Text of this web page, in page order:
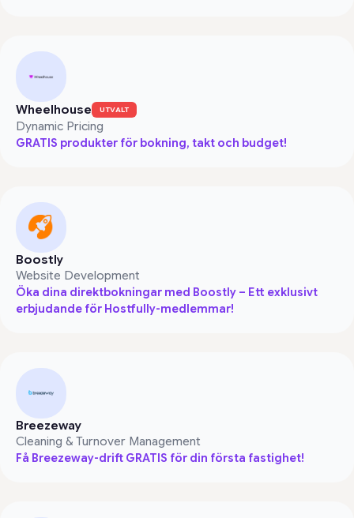
Wheelhouse UTVALT
Dynamic Pricing
GRATIS produkter för bokning, takt och budget!
Boostly
Website Development
Öka dina direktbokningar med Boostly – Ett exklusivt
erbjudande för Hostfully-medlemmar!
Breezeway
Cleaning & Turnover Management
Få Breezeway-drift GRATIS för din första fastighet!